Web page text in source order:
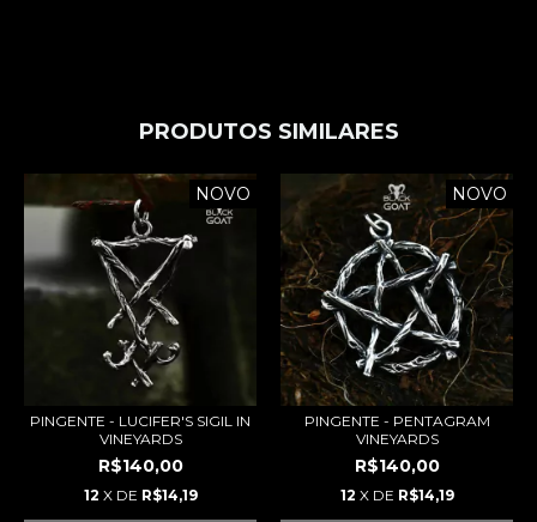
PRODUTOS SIMILARES
NOVO
PINGENTE - LUCIFER'S SIGIL IN
VINEYARDS
R$140,00
12 X DE R$14,19
NOVO
PINGENTE - PENTAGRAM
VINEYARDS
R$140,00
12 X DE R$14,19